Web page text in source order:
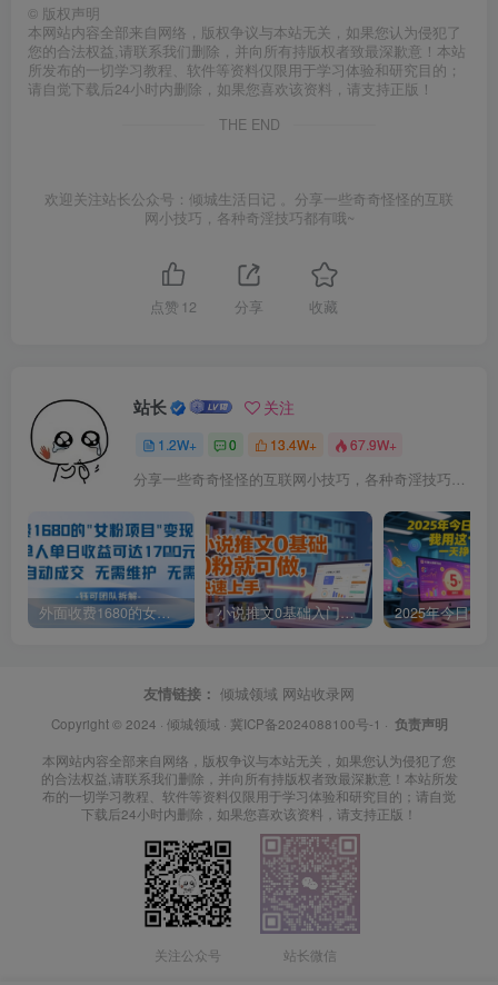
© 版权声明
本网站内容全部来自网络，版权争议与本站无关，如果您认为侵犯了
您的合法权益,请联系我们删除，并向所有持版权者致最深歉意！本站
所发布的一切学习教程、软件等资料仅限用于学习体验和研究目的；
请自觉下载后24小时内删除，如果您喜欢该资料，请支持正版！
THE END
欢迎关注站长公众号：倾城生活日记 。分享一些奇奇怪怪的互联
网小技巧，各种奇淫技巧都有哦~
点赞 12 分享 收藏
站长 关注
1.2W+ 0 13.4W+ 67.9W+
分享一些奇奇怪怪的互联网小技巧，各种奇淫技巧都在本站。
外面收费1680的女粉项目变现，单人单日收益可达1.7k，全自动成交无需维护 小说推文0基础入门教程，0粉就可做，快速上手
友情链接： 倾城领域 网站收录网
Copyright © 2024 · 倾城领域 · 冀ICP备2024088100号-1 · 负责声明
本网站内容全部来自网络，版权争议与本站无关，如果您认为侵犯了您
的合法权益,请联系我们删除，并向所有持版权者致最深歉意！本站所发
布的一切学习教程、软件等资料仅限用于学习体验和研究目的；请自觉
下载后24小时内删除，如果您喜欢该资料，请支持正版！
关注公众号 站长微信